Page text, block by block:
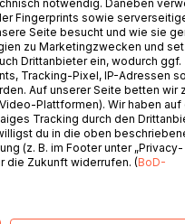
"böse" und"kranke"
Ihr habt einen Hund?
Angst reduziert.
Gesundheit, Ressourcen,
finden, aus der
AUTOR/IN
notwendig. Daneben
Fingerprints sowie
Seite besucht und wie sie
zu Marketingzwecken und
Drittanbieter ein, wodurch ggf.
Tracking-Pixel, IP-Adressen
Auf unserer Seite betten wir
Plattformen). Wir haben auf
Tracking durch den
du in die oben
(z. B. im Footer unter „Privacy-
die Zukunft widerrufen. (BoD-